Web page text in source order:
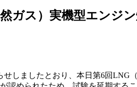
ガス）実機型エンジ
しましたとおり、本日第6回LNG